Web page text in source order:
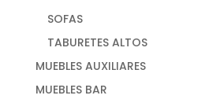
SOFAS
TABURETES ALTOS
MUEBLES AUXILIARES
MUEBLES BAR